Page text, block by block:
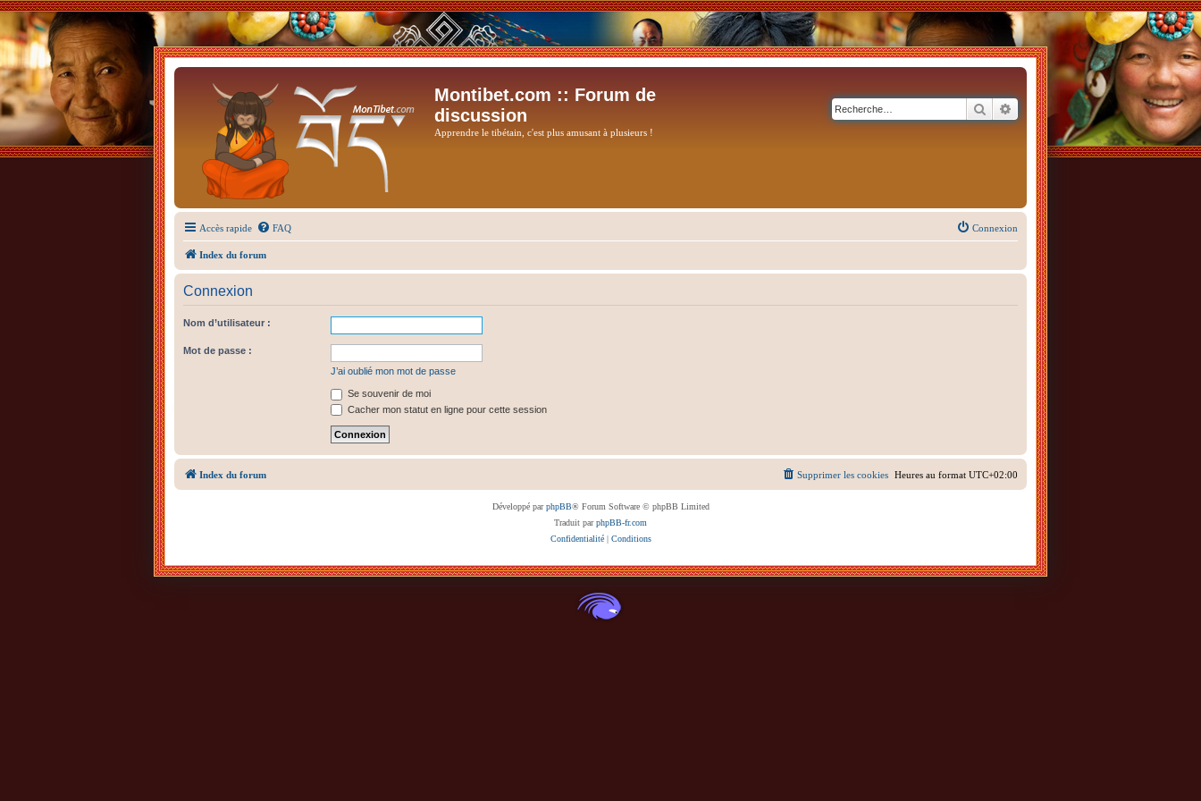
Montibet.com :: Forum de
discussion
Apprendre le tibétain, c'est plus amusant à plusieurs !
RechercherRecherche avancée
Accès rapide FAQ Connexion
Index du forum
Connexion
Nom d’utilisateur :
Mot de passe :
J’ai oublié mon mot de passe
Se souvenir de moi
Cacher mon statut en ligne pour cette session
Index du forum Heures au format UTC+02:00
Supprimer les cookies
Développé parphpBB® Forum Software © phpBB Limited
Traduit parphpBB-fr.com
Confidentialité| Conditions